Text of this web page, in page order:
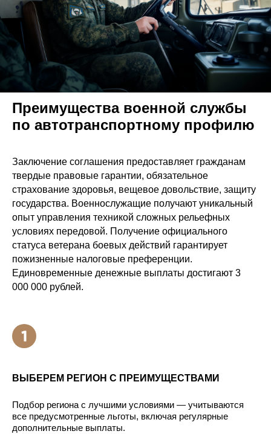
Преимущества военной службы
по автотранспортному профилю
Заключение соглашения предоставляет гражданам
твердые правовые гарантии, обязательное
страхование здоровья, вещевое довольствие, защиту
государства. Военнослужащие получают уникальный
опыт управления техникой сложных рельефных
условиях передовой. Получение официального
статуса ветерана боевых действий гарантирует
пожизненные налоговые преференции.
Единовременные денежные выплаты достигают 3
000 000 рублей.
ВЫБЕРЕМ РЕГИОН С ПРЕИМУЩЕСТВАМИ
Подбор региона с лучшими условиями — учитываются
все предусмотренные льготы, включая регулярные
дополнительные выплаты.